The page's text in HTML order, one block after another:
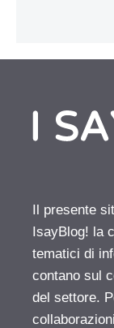
Il presente
IsayBlog! la
tematici di
contano sul
del settore.